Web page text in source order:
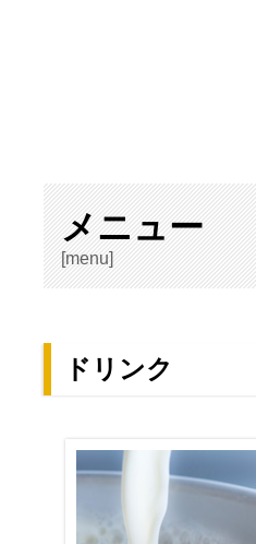
メニュー
[menu]
ドリンク